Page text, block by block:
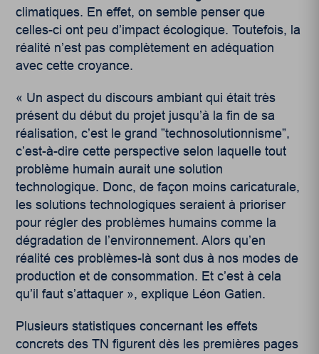
climatiques. En effet, on semble penser que
celles-ci ont peu d’impact écologique. Toutefois, la
réalité n’est pas complètement en adéquation
avec cette croyance.
« Un aspect du discours ambiant qui était très
présent du début du projet jusqu’à la fin de sa
réalisation, c’est le grand ‟technosolutionnismeˮ,
c’est-à-dire cette perspective selon laquelle tout
problème humain aurait une solution
technologique. Donc, de façon moins caricaturale,
les solutions technologiques seraient à prioriser
pour régler des problèmes humains comme la
dégradation de l’environnement. Alors qu’en
réalité ces problèmes-là sont dus à nos modes de
production et de consommation. Et c’est à cela
qu’il faut s’attaquer », explique Léon Gatien.
Plusieurs statistiques concernant les effets
concrets des TN figurent dès les premières pages